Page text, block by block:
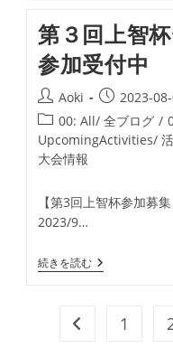
て
出
張
デ
ィ
ベ
ー
ト
講
第３回上智
参加受付中
投
稿
者:
Aoki
投
稿
公
2023-
投
稿
カ
ゴ
リ
00: All/ 全ブログ /
UpcomingActivities/
大会情報
【第3回上智杯参加募
2023/9…
続きを読む第
３
前のページヘ
1